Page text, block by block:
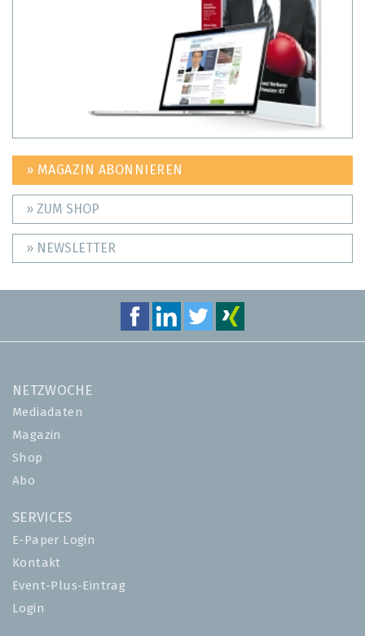
» MAGAZIN ABONNIEREN
» ZUM SHOP
» NEWSLETTER
NETZWOCHE
Mediadaten
Magazin
Shop
Abo
SERVICES
E-Paper Login
Kontakt
Event-Plus-Eintrag
Login